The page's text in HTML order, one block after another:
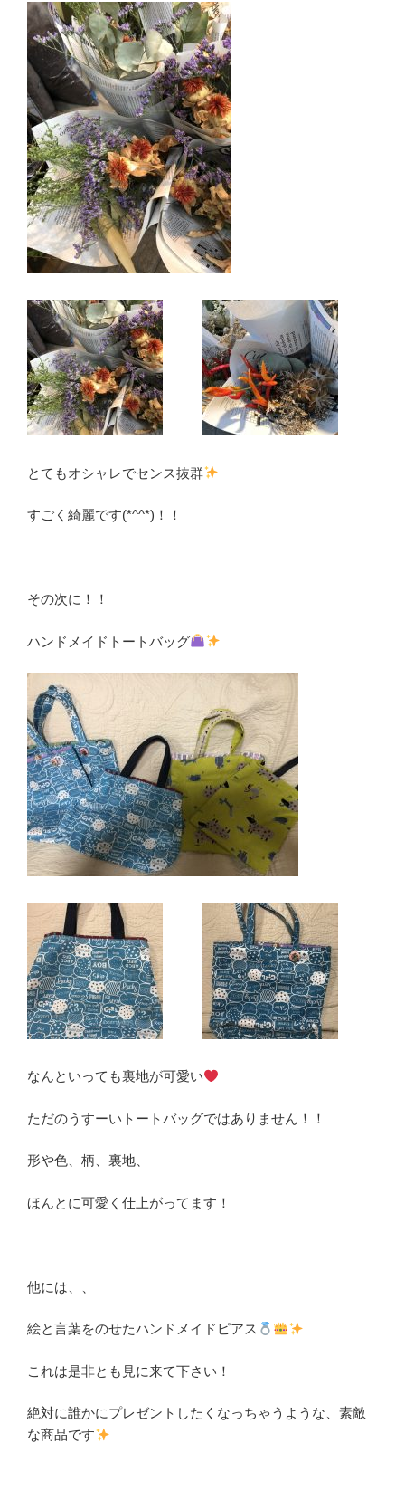
とてもオシャレでセンス抜群
すごく綺麗です(*^^*)！！
その次に！！
ハンドメイドトートバッグ
なんといっても裏地が可愛い
ただのうすーいトートバッグではありません！！
形や色、柄、裏地、
ほんとに可愛く仕上がってます！
他には、、
絵と言葉をのせたハンドメイドピアス
これは是非とも見に来て下さい！
絶対に誰かにプレゼントしたくなっちゃうような、素敵
な商品です